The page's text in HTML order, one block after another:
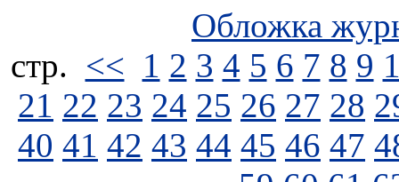
Обложка
стp. << 1 2 3 4 5 6 7 8 9
21 22 23 24 25 26 27 28
40 41 42 43 44 45 46 47